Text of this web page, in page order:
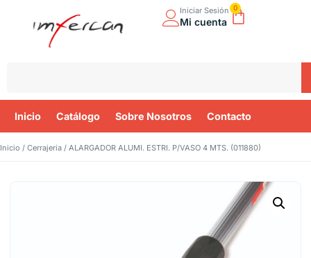
Iniciar Sesión
Mi cuenta
0
Inicio Catálogo Sobre Nosotros Contacto
Inicio / Cerrajeria / ALARGADOR ALUMI. ESTRI. P/VASO 4 MTS. (011880)